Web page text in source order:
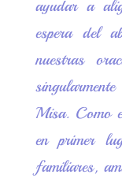
ayudar a
espera del
nuestras
Misa. Como
en primer
familiares,